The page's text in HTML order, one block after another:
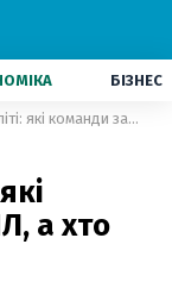
БІЗНЕС
Битва за місце в еліті: які команди залишили УПЛ, а хто зіграє в плей-оф
а хто